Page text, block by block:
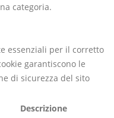
categoria.
essenziali per il corretto
garantiscono le
di sicurezza del sito
Descrizione